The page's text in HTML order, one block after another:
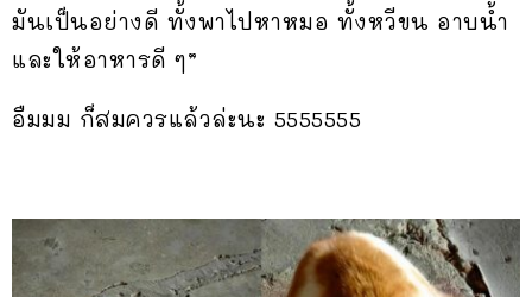
มันเป็นอย่างดี ทั้งพาไปหาหมอ ทั้งหวีขน อาบน้ำ
และให้อาหารดี ๆ”
อืมมม ก็สมควรแล้วล่ะนะ 5555555